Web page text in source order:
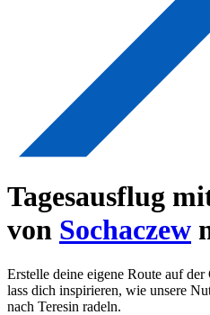
Tagesausflug
von Sochaczew
Erstelle deine eigene Route auf
lass dich inspirieren, wie unsere
nach Teresin radeln.